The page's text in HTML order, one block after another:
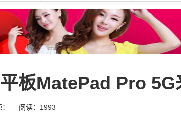
板MatePad Pro
阅读：1993